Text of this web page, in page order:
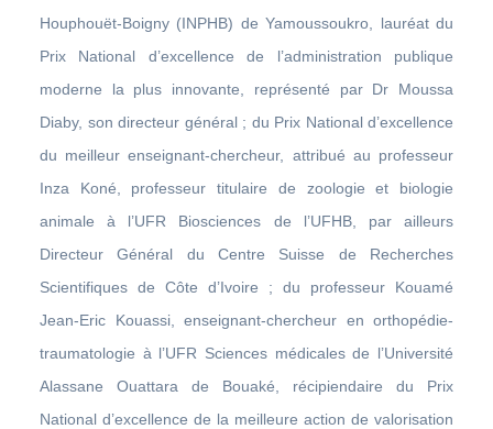
Houphouët-Boigny (INPHB) de Yamoussoukro, lauréat du
Prix National d’excellence de l’administration publique
moderne la plus innovante, représenté par Dr Moussa
Diaby, son directeur général ; du Prix National d’excellence
du meilleur enseignant-chercheur, attribué au professeur
Inza Koné, professeur titulaire de zoologie et biologie
animale à l’UFR Biosciences de l’UFHB, par ailleurs
Directeur Général du Centre Suisse de Recherches
Scientifiques de Côte d’Ivoire ; du professeur Kouamé
Jean-Eric Kouassi, enseignant-chercheur en orthopédie-
traumatologie à l’UFR Sciences médicales de l’Université
Alassane Ouattara de Bouaké, récipiendaire du Prix
National d’excellence de la meilleure action de valorisation